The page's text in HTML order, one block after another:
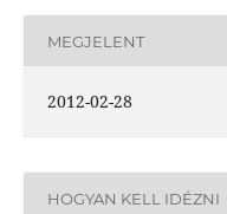
MEGJELENT
2012-02-28
HOGYAN KELL IDÉZNI